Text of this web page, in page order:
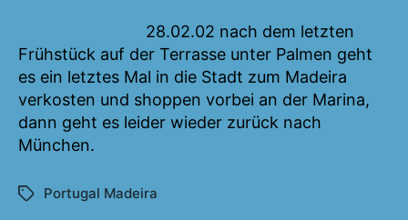
28.02.02 nach dem letzten
Frühstück auf der Terrasse unter Palmen geht
es ein letztes Mal in die Stadt zum Madeira
verkosten und shoppen vorbei an der Marina,
dann geht es leider wieder zurück nach
München.
Schlagwörter
Portugal Madeira